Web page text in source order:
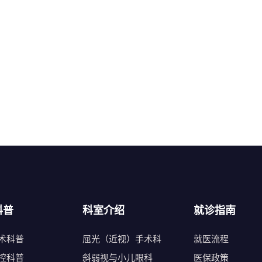
普
科普
科普
科室介绍
屈光（近视）手术科
斜弱视与小儿眼科
就诊指南
就医流程
医保政策